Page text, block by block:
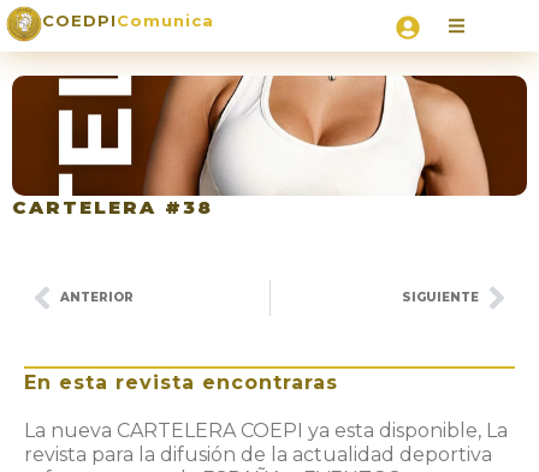
COEDPIComunica
CARTELERA #38
ANTERIOR SIGUIENTE
En esta revista encontraras
La nueva CARTELERA COEPI ya esta disponible, La
revista para la difusión de la actualidad deportiva